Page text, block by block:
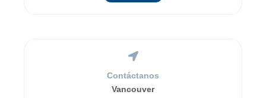
Contáctanos
Vancouver